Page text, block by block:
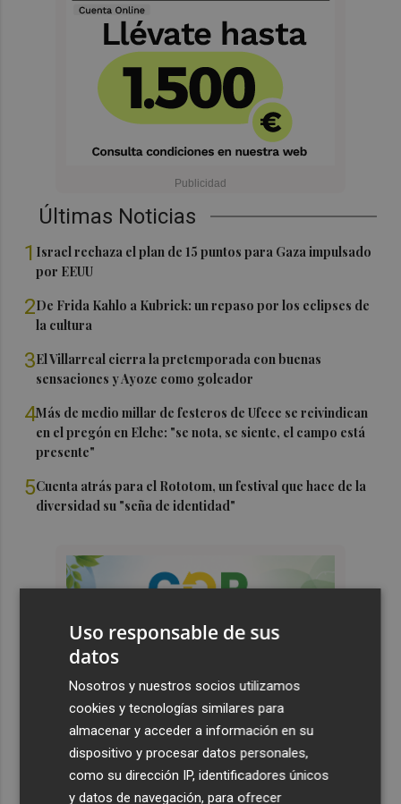
Últimas Noticias
1 Israel rechaza el plan de 15 puntos para Gaza impulsado
por EEUU
2De Frida Kahlo a Kubrick: un repaso por los eclipses de
la cultura
3El Villarreal cierra la pretemporada con buenas
sensaciones y Ayoze como goleador
4Más de medio millar de festeros de Ufece se reivindican
en el pregón en Elche: "se nota, se siente, el campo está
presente"
5Cuenta atrás para el Rototom, un festival que hace de la
diversidad su "seña de identidad"
Uso responsable de sus
datos
Nosotros y nuestros socios utilizamos
cookies y tecnologías similares para
almacenar y acceder a información en su
dispositivo y procesar datos personales,
como su dirección IP, identificadores únicos
y datos de navegación, para ofrecer